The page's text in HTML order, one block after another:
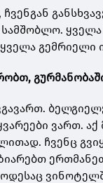
ჩვენგან
სამშობლო.
ყველა
,
ვართ.
ჩვენც